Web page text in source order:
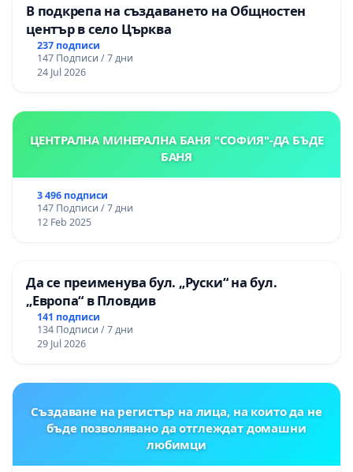
В подкрепа на създаването на Общностен
център в село Църква
237 подписи
147 Подписи / 7 дни
24 Jul 2026
ЦЕНТРАЛНА МИНЕРАЛНА БАНЯ "СОФИЯ"-ДА БЪДЕ
БАНЯ
3 496 подписи
147 Подписи / 7 дни
12 Feb 2025
Да се преименува бул. „Руски“ на бул.
„Европа“ в Пловдив
141 подписи
134 Подписи / 7 дни
29 Jul 2026
Създаване на регистър на лица, на които да не
бъде позволявано да отглеждат домашни
любимци